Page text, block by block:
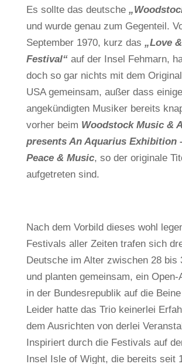
Es sollte das deutsche
und wurde genau zum Gegenteil.
September 1970, kurz das „Love
Festival“auf der Insel Fehmarn,
doch so gar nichts mit dem
USA gemeinsam, außer dass
angekündigten Musiker bereits
vorher beim Woodstock Music &
presents An Aquarius Exhibition
Peace & Music, so der originale
aufgetreten sind.
Nach dem Vorbild dieses wohl
Festivals aller Zeiten trafen sich
Deutsche im Alter zwischen 28 bis
und planten gemeinsam, ein
in der Bundesrepublik auf die
Leider hatte das Trio keinerlei
dem Ausrichten von derlei
Inspiriert durch die Festivals auf
Insel Isle of Wight, die bereits seit